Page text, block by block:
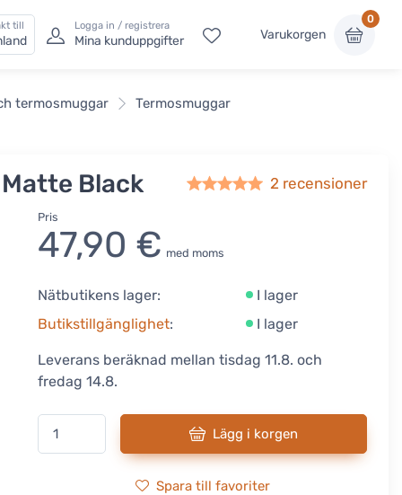
till Logga in / registrera
Mina kunduppgifter Varukorgen
0
termosmuggar
Termosmuggar
Black 2 recensioner
Pris
47,90 € med moms
Nätbutikens lager:
I lager
Butikstillgänglighet: I lager
Leverans beräknad mellan tisdag 11.8. och
fredag 14.8.
Lägg i korgen
Spara till favoriter